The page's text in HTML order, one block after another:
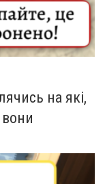
на які,
вони